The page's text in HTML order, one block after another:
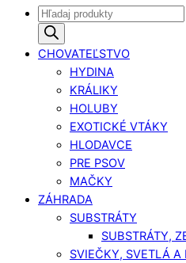
Products
search
CHOVATEĽSTVO
HYDINA
KRÁLIKY
HOLUBY
EXOTICKÉ VTÁKY
HLODAVCE
PRE PSOV
MAČKY
ZÁHRADA
SUBSTRÁTY
SUBSTRÁTY,
SVIEČKY, SVETLÁ A